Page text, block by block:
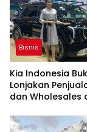
Bisnis
Kia Indonesia
Lonjakan
dan Wholesales